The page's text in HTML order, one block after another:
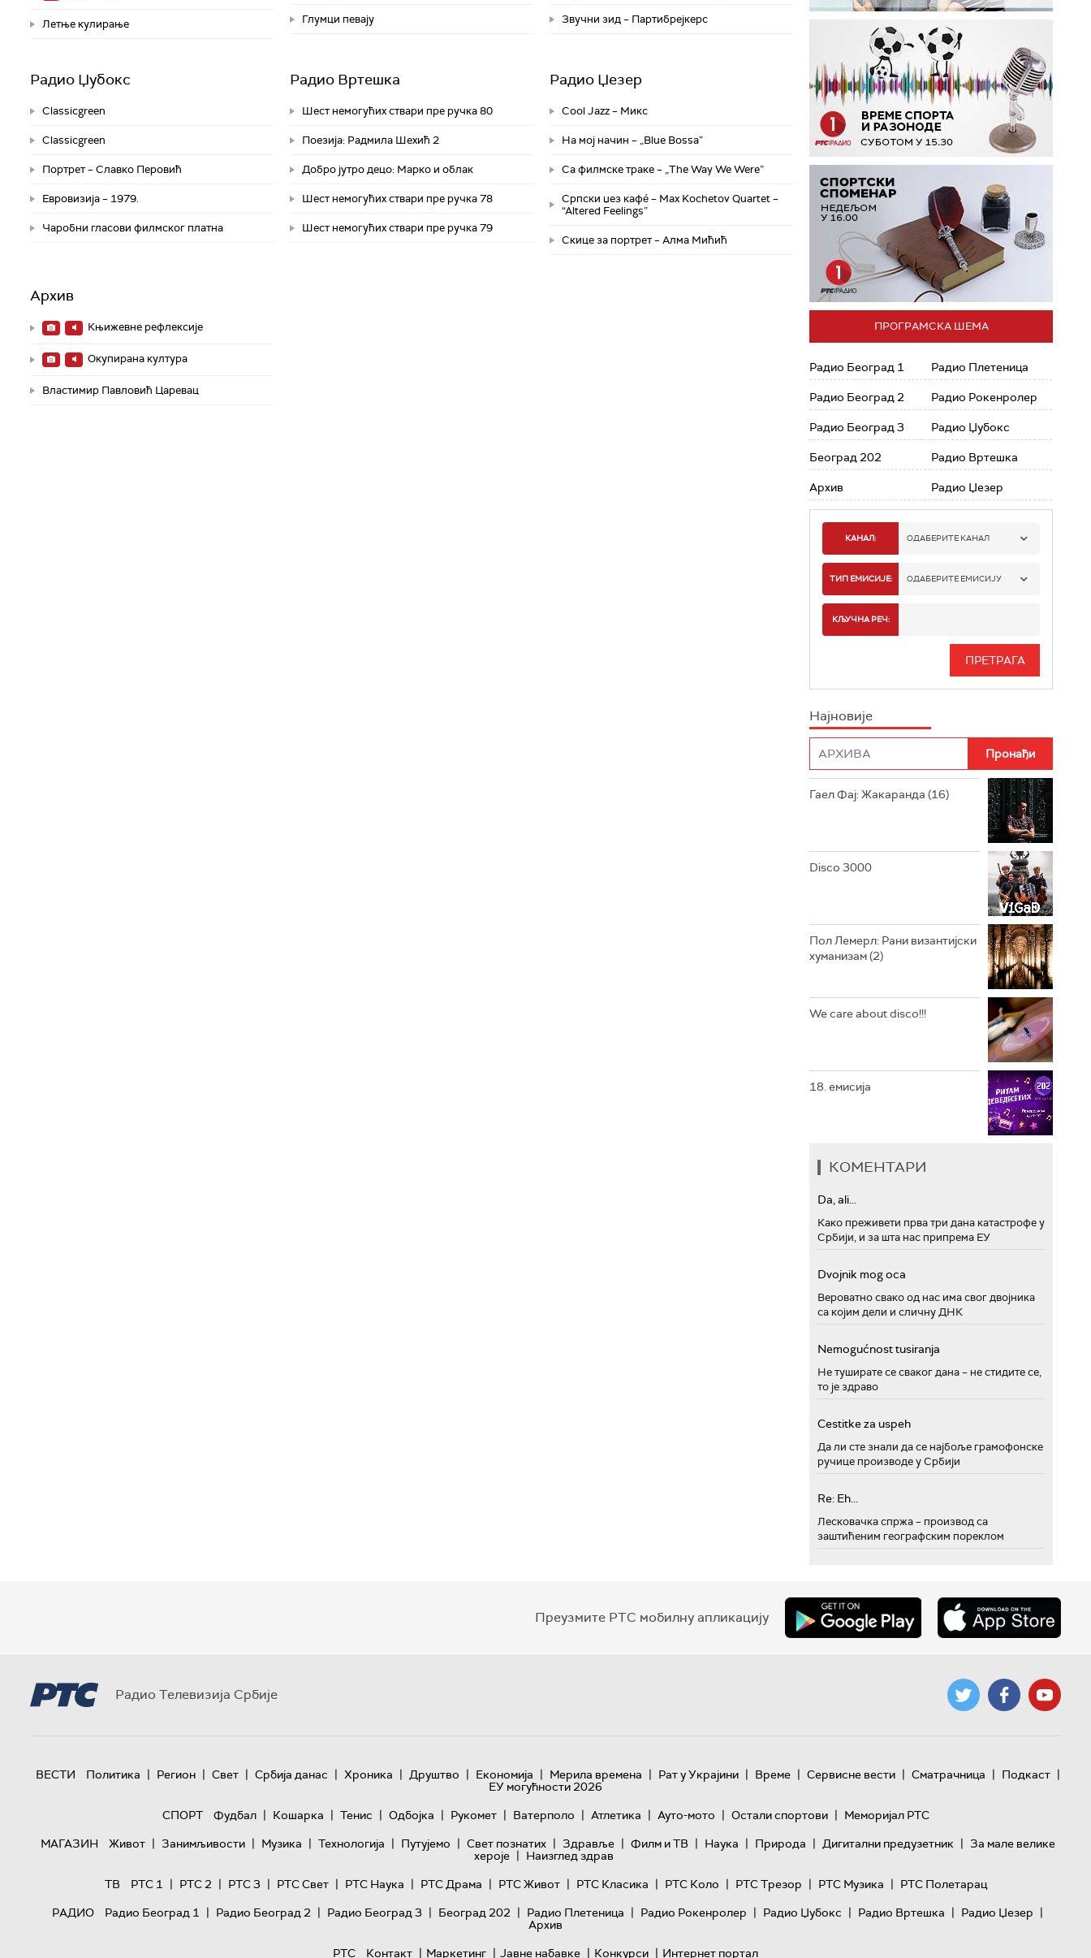
Летње кулирање Глумци певају Звучни зид – Партибрејкерс
Радио Џубокс
Classicgreen
Classicgreen
Портрет – Славко Перовић
Евровизија – 1979.
Чаробни гласови филмског платна
Радио Вртешка
Шест немогућих ствари пре ручка 80
Поезија: Радмила Шехић 2
Добро јутро децо: Марко и облак
Шест немогућих ствари пре ручка 78
Шест немогућих ствари пре ручка 79
Радио Џезер
Cool Jazz – Микс
На мој начин – „Blue Bossa”
Са филмске траке – „The Way We Were”
Српски џез кафé – Max Kochetov Quartet –
“Altered Feelings”
Скице за портрет – Алма Мићић
Архив
Књижевне рефлексије
Окупирана култура
Властимир Павловић Царевац
ПРОГРАМСКА ШЕМА
Радио Београд 1
Радио Београд 2
Радио Београд 3
Београд 202
Архив
Радио Плетеница
Радио Рокенролер
Радио Џубокс
Радио Вртешка
Радио Џезер
КАНАЛ: ОДАБЕРИТЕ КАНАЛ
РАДИО БЕОГРАД 1
РАДИО БЕОГРАД 3
РАДИО РОКЕНРОЛЕР
РАДИО ЏУБОКС
РАДИО ВРТЕШКА
РАДИО ЏЕЗЕР
ТИП ЕМИСИЈЕ: ОДАБЕРИТЕ ЕМИСИЈУ
ИНФО
КЉУЧНА РЕЧ:
Најновије
Гаел Фај: Жакаранда (16)
Disco 3000
Пол Лемерл: Рани византијски
хуманизам (2)
We care about disco!!!
18. емисија
КОМЕНТАРИ
Da, ali...
Како преживети прва три дана катастрофе у
Србији, и за шта нас припрема ЕУ
Dvojnik mog oca
Вероватно свако од нас има свог двојника
са којим дели и сличну ДНК
Nemogućnost tusiranja
Не туширате се сваког дана – не стидите се,
то је здраво
Cestitke za uspeh
Да ли сте знали да се најбоље грамофонске
ручице производе у Србији
Re: Eh...
Лесковачка спржа – производ са
заштићеним географским пореклом
Преузмите РТС мобилну апликацију
Радио Телевизија Србије
ВЕСТИ Политика | Регион | Свет | Србија данас | Хроника | Друштво | Економија | Мерила времена | Рат у Украјини | Време | Сервисне вести | Сматрачница | Подкаст |
ЕУ могућности 2026
СПОРТ
Фудбал | Кошарка | Тенис | Одбојка | Рукомет | Ватерполо | Атлетика | Ауто-мото | Остали спортови | Меморијал РТС
МАГАЗИН
Живот | Занимљивости | Музика | Технологијa | Путујемо | Свет познатих | Здравље | Филм и ТВ | Наука | Природа | Дигитални предузетник | За мале велике
хероје | Наизглед здрав
ТВ
РТС 1 | РТС 2 | РТС 3 | РТС Свет | РТС Наука | РТС Драма | РТС Живот | РТС Класика | РТС Коло | РТС Трезор | РТС Музика | РТС Полетарац
РАДИО
Радио Београд 1 | Радио Београд 2 | Радио Београд 3 | Београд 202 | Радио Плетеница | Радио Рокенролер | Радио Џубокс | Радио Вртешка | Радио Џезер |
Архив
РТС
Контакт | Маркетинг | Јавне набавке | Конкурси | Интернет портал